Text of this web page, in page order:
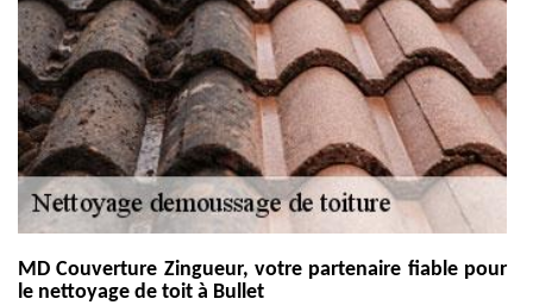
MD Couverture Zingueur, votre partenaire fiable pour
le nettoyage de toit à Bullet